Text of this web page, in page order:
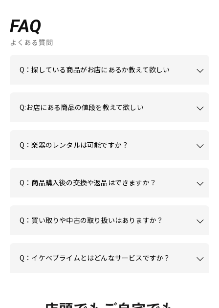
FAQ
よくある質問
Q：探している商品がお店にあるか教えて欲しい
Q:お店にある商品の値段を教えて欲しい
Q：楽器のレンタルは可能ですか？
Q：商品購入後の交換や返品はできますか？
Q：買い取りや中古の取り扱いはありますか？
Q：イケベプライムとはどんなサービスですか？